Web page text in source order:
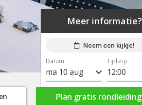
Meer informatie?
Neem een kijkje!
Datum
ma 10 aug
di 11 aug
Tijdstip
8:00
8:30
Plan gratis rondleiding